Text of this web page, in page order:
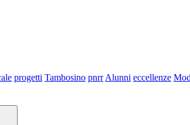
progetti Tambosino pnrr Alunni eccellenze